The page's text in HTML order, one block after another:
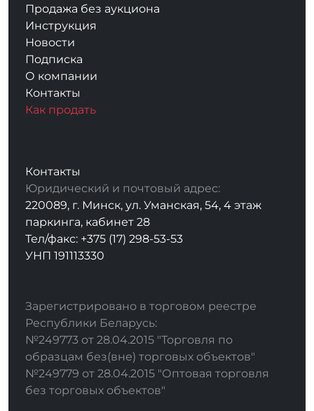
Продажа без аукциона
Инструкция
Новости
Подписка
О компании
Контакты
Как продать
Контакты
Юридический и почтовый адрес:
220089, г. Минск, ул. Уманская, 54, 4 этаж
паркинга, кабинет 28
Тел/факс: +375 (17) 298-53-53
УНП 191113330
Зарегистрировано в торговом реестре
Республики Беларусь:
№249773 от 28.04.2015 "Торговля по
образцам без(вне) торговых объектов"
№249779 от 28.04.2015 "Оптовая торговля
без торговых объектов"